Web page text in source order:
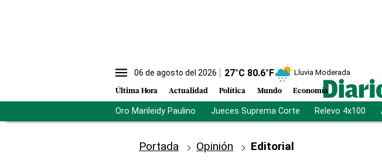
06 de agosto del 2026 27°C 80.6°F Lluvia Moderada
Última Hora Actualidad Política Mundo Economía
Oro Marileidy Paulino Jueces Suprema Corte Relevo 4x100
Portada Opinión Editorial